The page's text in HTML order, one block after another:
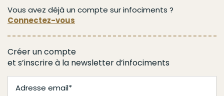
Vous avez déjà un compte sur infociments ?
Connectez-vous
Créer un compte
et s’inscrire à la newsletter d’infociments